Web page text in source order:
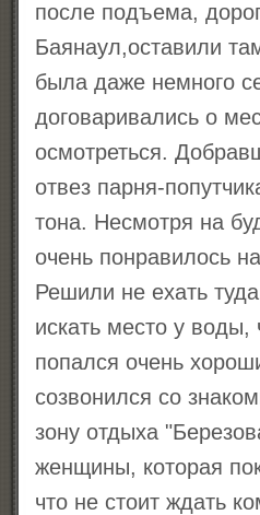
после подъема,
Баянаул,оставили
была даже немного
договаривались о
осмотреться.
отвез парня-
тона. Несмотря на
очень понравилось
Решили не ехать
искать место у
попался очень
созвонился со
зону отдыха
женщины, которая
что не стоит ждать